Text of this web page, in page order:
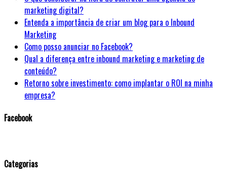
marketing digital?
Entenda a importância de criar um blog para o Inbound
Marketing
Como posso anunciar no Facebook?
Qual a diferença entre inbound marketing e marketing de
conteúdo?
Retorno sobre investimento: como implantar o ROI na minha
empresa?
Facebook
Categorias